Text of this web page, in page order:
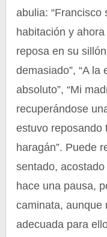
abulia: “Francisco
habitación y
reposa en su
demasiado”, “A
absoluto”, “Mi
recuperándose
estuvo reposando
haragán”. Puede
sentado,
hace una pausa,
caminata, aunque
adecuada para